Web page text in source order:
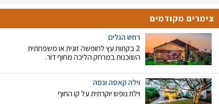
צימרים מקודמים
רחש הגלים
2 בקתות עץ לחופשה זוגית או משפחתית
השוכנות במרחק הליכה מחוף דור.
וילה קאסה ונסה
וילת נופש יוקרתית על קו החוף